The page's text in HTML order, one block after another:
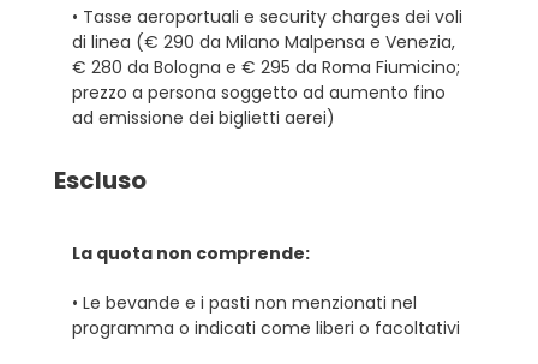
• Tasse aeroportuali e security charges dei voli
di linea (€ 290 da Milano Malpensa e Venezia,
€ 280 da Bologna e € 295 da Roma Fiumicino;
prezzo a persona soggetto ad aumento fino
ad emissione dei biglietti aerei)
Escluso
La quota non comprende:
• Le bevande e i pasti non menzionati nel
programma o indicati come liberi o facoltativi